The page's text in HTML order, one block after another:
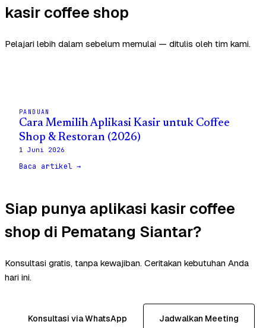
kasir coffee shop
Pelajari lebih dalam sebelum memulai — ditulis oleh tim kami.
PANDUAN
Cara Memilih Aplikasi Kasir untuk Coffee
Shop & Restoran (2026)
1 Juni 2026
Baca artikel →
Siap punya aplikasi kasir coffee
shop di Pematang Siantar?
Konsultasi gratis, tanpa kewajiban. Ceritakan kebutuhan Anda
hari ini.
Konsultasi via WhatsApp Jadwalkan Meeting